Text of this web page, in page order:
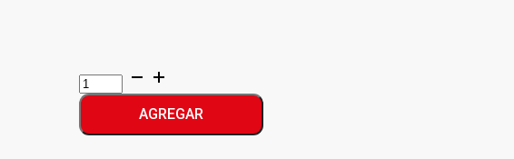
REX
LIMPIADOR
LAVANDAAGREGAR